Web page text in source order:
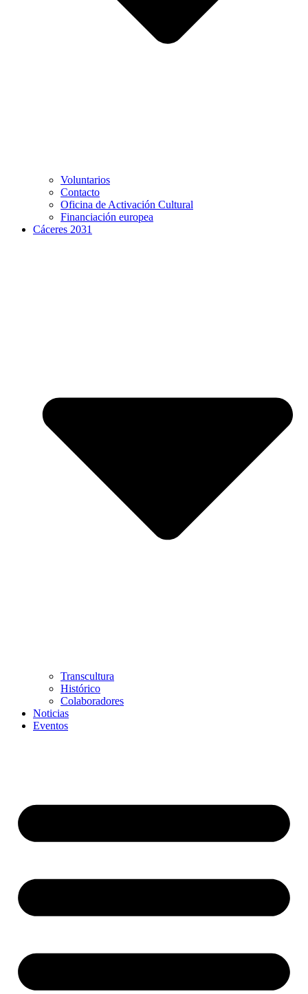
Voluntarios
Contacto
Oficina de Activación Cultural
Financiación europea
Cáceres 2031
Transcultura
Histórico
Colaboradores
Noticias
Eventos